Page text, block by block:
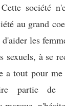
société
au grand
les
sexuels, à se
a tout pour
partie de